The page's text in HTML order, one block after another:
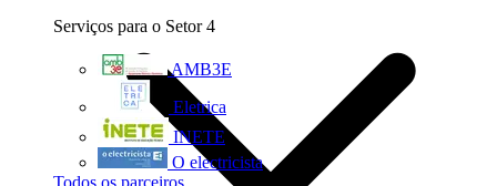
Serviços para o Setor 4
AMB3E
Eletrica
INETE
O electricista